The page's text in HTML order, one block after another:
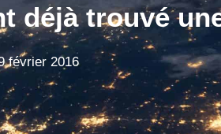
déjà trouvé
février 2016